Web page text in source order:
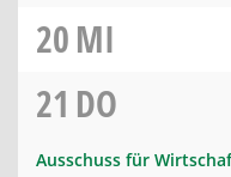
20MI
21 DO
Ausschuss für